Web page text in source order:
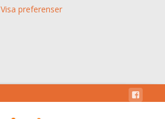
Visa preferenser